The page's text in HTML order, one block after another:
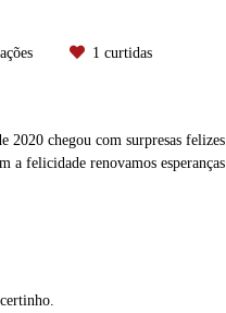
1 curtidas
chegou com surpresas felizes.
a felicidade renovamos esperanças.